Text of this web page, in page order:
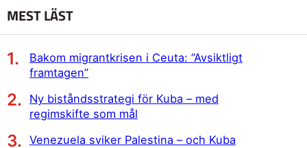
MEST LÄST
Bakom migrantkrisen i Ceuta: ”Avsiktligt
framtagen”
Ny biståndsstrategi för Kuba – med
regimskifte som mål
Venezuela sviker Palestina – och Kuba